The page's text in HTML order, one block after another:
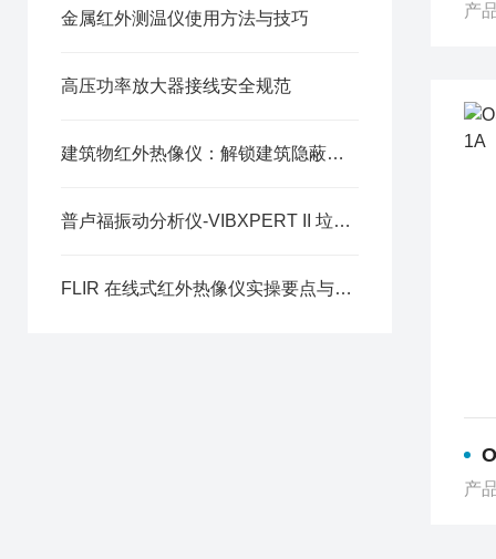
金属红外测温仪使用方法与技巧
高压功率放大器接线安全规范
建筑物红外热像仪：解锁建筑隐蔽缺陷的无损检测技术
普卢福振动分析仪-VIBXPERT II 垃圾焚烧发电厂发电机组的 “健康卫士”
FLIR 在线式红外热像仪实操要点与数据解读方法
产
产